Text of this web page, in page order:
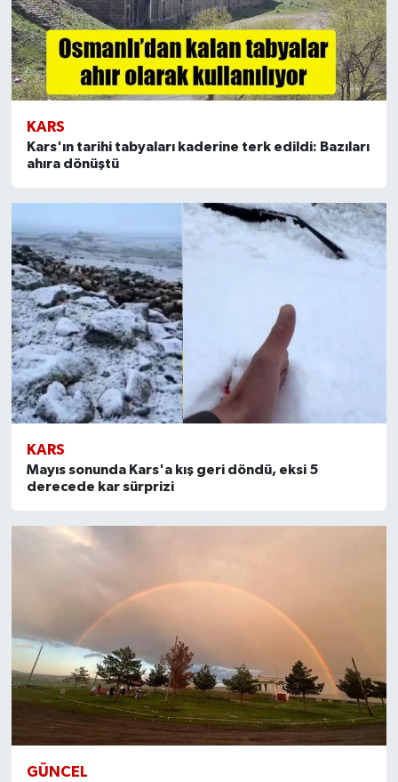
KARS
Kars'ın tarihi tabyaları kaderine terk edildi: Bazıları
ahıra dönüştü
KARS
Mayıs sonunda Kars'a kış geri döndü, eksi 5
derecede kar sürprizi
GÜNCEL